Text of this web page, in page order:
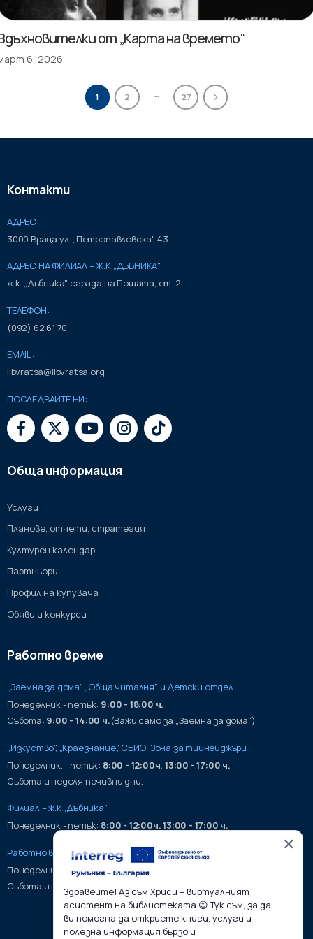
от „Карта на времето“
6, 2026
1 2 … 27
Контакти
АДРЕС:
3000 Враца ул. „Петропавловска" 43
АДРЕС НА ФИЛИАЛ – Ж.К „ДЪБНИКА"
ж.к. „Дъбника" сграда на Пощата, ет. 2
ТЕЛЕФОН:
(092) 62 61 70
EMAIL:
libvratsa@libvratsa.org
ПОСЛЕДВАЙТЕ НИ:
Обща информация
Услуги
Планове, отчети, стратегия
Културен календар
Партньори
Профил на купувача
Обяви и конкурси
Работно време
„Заемна за дома", „Обща читалня" и Детски отдел
Понеделник - петък: 9:00 - 18:00 ч.
Събота: 9:00 - 14:00 ч.(Важи само за „Заемна за дома“)
„Изкуство", „Краезнание", СБИО, Зона за тийнейджъри
Понеделник. - петък: 8:00 - 12:00ч. 13:00 - 17:00 ч.
Събота и неделя почивни дни.
Филиал – ж.к „Дъбника"
Понеделник - петък: 8:00 - 12:00ч. 13:00 - 17:00 ч.
Работно време на хранилища:
Понеделник - петък:9:00 - 17:00ч.
Събота и неделя почивни дни.
✕
Здравейте! Аз съм Хриси – виртуалният
асистент на библиотеката 😊 Тук съм, за да
ви помогна да откриете книги, услуги и
полезна информация бързо и